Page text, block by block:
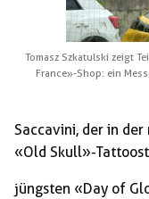
Tomasz Szkatulski zeigt
France»-Shop: ein
Saccavini, der in der
«Old Skull»-
jüngsten «Day of